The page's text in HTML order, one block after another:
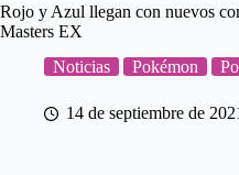
Rojo y Azul llegan con nuevos
Masters EX
Noticias
Pokémon
14 de septiembre de